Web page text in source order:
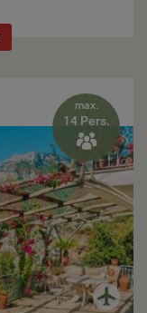
max.
14 Pers.
